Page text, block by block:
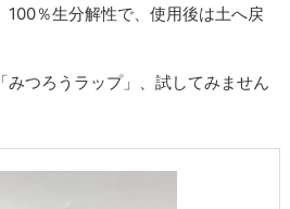
100％生分解性で、使用後は土へ戻
みつろうラップ」、試してみません